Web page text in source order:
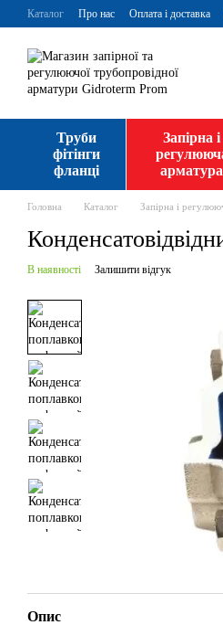
Перейти до основного контенту
Каталог Про нас Оплата і доставка
Труби
фітінги
фланці
Запірна і
арматура
Головна Каталог Запірна і
В наявності Залишити відгук
Опис